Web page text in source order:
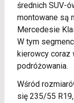
średnich SUV-
montowane są
Mercedesie
W tym
kierowcy coraz
podróżowania.
Wśród
się 235/55